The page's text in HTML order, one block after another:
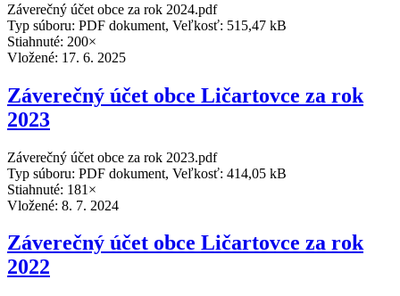
Záverečný účet obce za rok 2024.pdf
Typ súboru: PDF dokument, Veľkosť: 515,47 kB
Stiahnuté: 200×
Vložené: 17. 6. 2025
Záverečný účet obce Ličartovce za rok
2023
Záverečný účet obce za rok 2023.pdf
Typ súboru: PDF dokument, Veľkosť: 414,05 kB
Stiahnuté: 181×
Vložené: 8. 7. 2024
Záverečný účet obce Ličartovce za rok
2022